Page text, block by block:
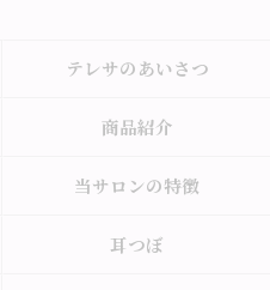
テレサのあいさつ
商品紹介
当サロンの特徴
耳つぼ